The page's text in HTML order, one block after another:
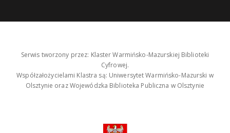
Serwis tworzony przez: Klaster Warmińsko-Mazurskiej Biblioteki
Cyfrowej.
Współzałożycielami Klastra są: Uniwersytet Warmińsko-Mazurski w
Olsztynie oraz Wojewódzka Biblioteka Publiczna w Olsztynie